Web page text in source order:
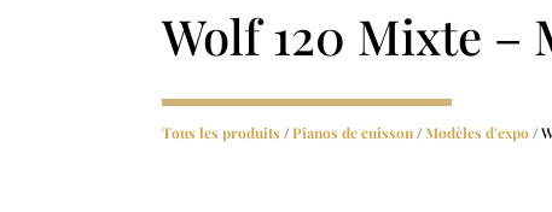
Wolf 120 Mixte –
Tous les produits /Pianos de cuisson /Modèles d'expo /